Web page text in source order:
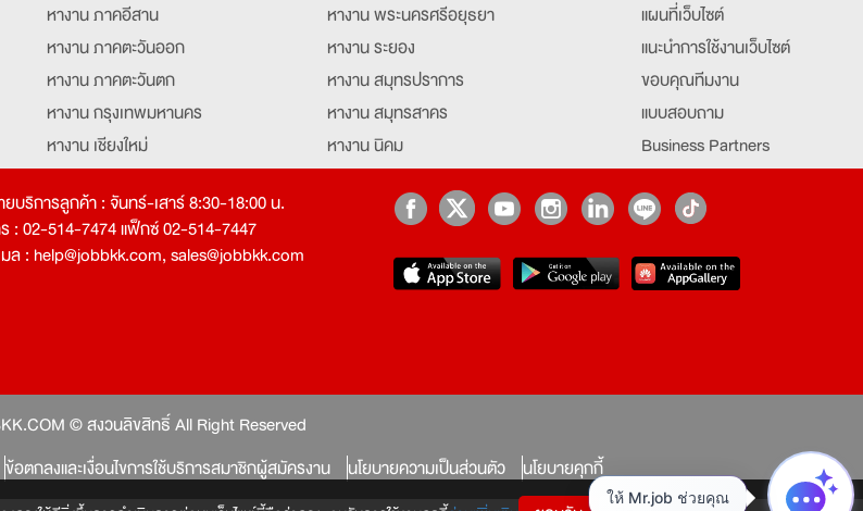
หางาน ภาคอีสาน
หางาน ภาคตะวันออก
หางาน ภาคตะวันตก
หางาน กรุงเทพมหานคร
หางาน เชียงใหม่
หางาน พระนครศรีอยุธยา
หางาน ระยอง
หางาน สมุทรปราการ
หางาน สมุทรสาคร
หางาน นิคม
แผนที่เว็บไซต์
แนะนำการใช้งานเว็บไซต์
ขอบคุณทีมงาน
แบบสอบถาม
Business Partners
Job Index
job
ยบริการลูกค้า : จันทร์-เสาร์ 8:30-18:00 น.
ร : 02-514-7474 แฟ็กซ์ 02-514-7447
ล : help@jobbkk.com,sales@jobbkk.com
© สงวนลิขสิทธิ์ All Right Reserved
ข้อตกลงและเงื่อนไขการใช้บริการสมาชิกผู้สมัครงาน นโยบายความเป็นส่วนตัว
นโยบายคุกกี้